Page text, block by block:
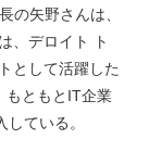
の矢野さんは、
、デロイト ト
として活躍した
もともとIT企業
ている。